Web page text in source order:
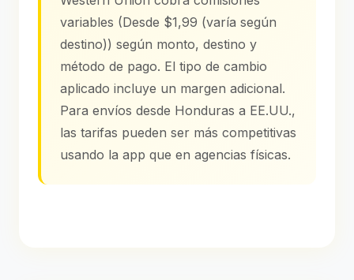
variables (Desde $1,99 (varía según
destino)) según monto, destino y
método de pago. El tipo de cambio
aplicado incluye un margen adicional.
Para envíos desde Honduras a EE.UU.,
las tarifas pueden ser más competitivas
usando la app que en agencias físicas.